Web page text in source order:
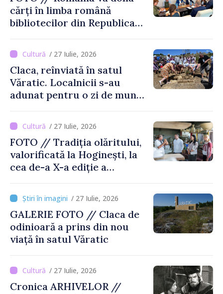
cărți în limba română
bibliotecilor din Republica
/ 27 Iulie, 2026
Claca, reînviată în satul
Văratic. Localnicii s-au
adunat pentru o zi de muncă
/ 27 Iulie, 2026
FOTO // Tradiția olăritului,
valorificată la Hoginești, la
cea de-a X-a ediție a
Vasile Gonciari”
/ 27 Iulie, 2026
GALERIE FOTO // Claca de
odinioară a prins din nou
viață în satul Văratic
/ 27 Iulie, 2026
Cronica ARHIVELOR //